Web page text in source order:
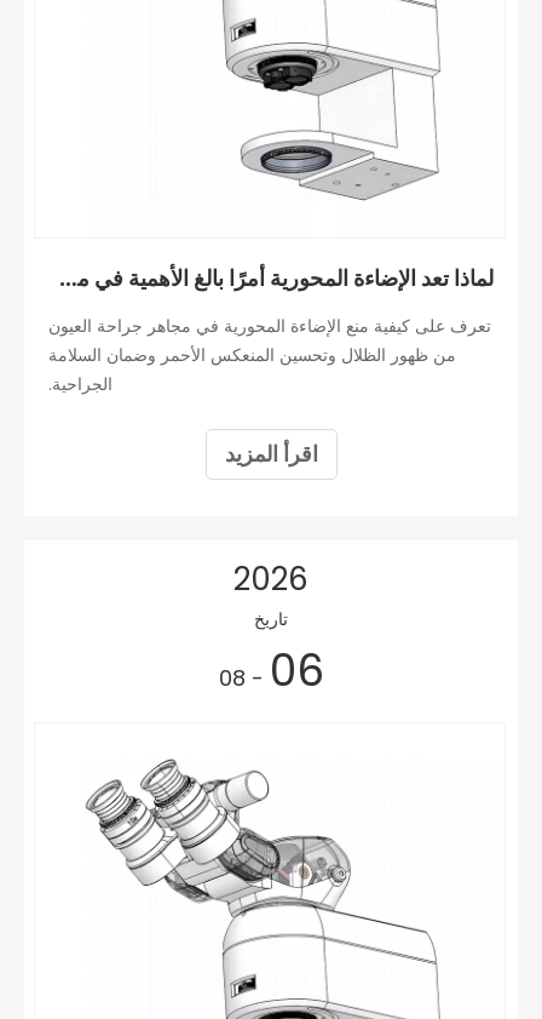
لماذا تعد الإضاءة المحورية أمرًا بالغ الأهمية في مجهر جراحة العيون؟
تعرف على كيفية منع الإضاءة المحورية في مجاهر جراحة العيون
من ظهور الظلال وتحسين المنعكس الأحمر وضمان السلامة
الجراحية.
اقرأ المزيد
2026
تاريخ
06
- 08